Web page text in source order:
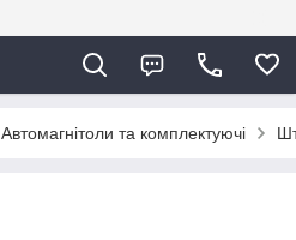
Автомагнітоли та комплектуючі